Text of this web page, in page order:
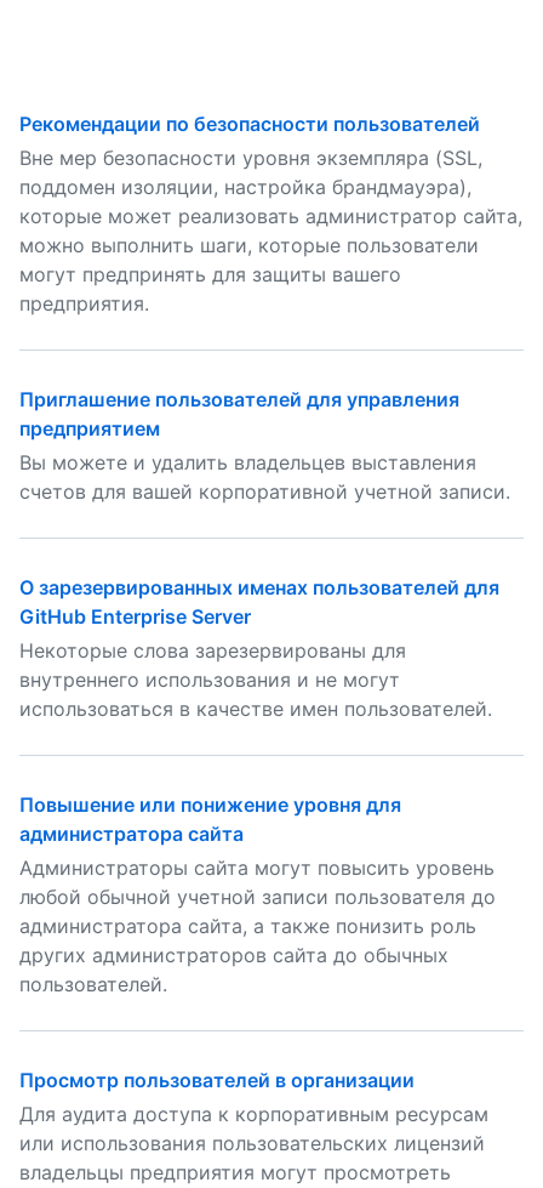
Рекомендации по безопасности пользователей
Вне мер безопасности уровня экземпляра (SSL,
поддомен изоляции, настройка брандмауэра),
которые может реализовать администратор сайта,
можно выполнить шаги, которые пользователи
могут предпринять для защиты вашего
предприятия.
Приглашение пользователей для управления
предприятием
Вы можете и удалить владельцев выставления
счетов для вашей корпоративной учетной записи.
О зарезервированных именах пользователей для
GitHub Enterprise Server
Некоторые слова зарезервированы для
внутреннего использования и не могут
использоваться в качестве имен пользователей.
Повышение или понижение уровня для
администратора сайта
Администраторы сайта могут повысить уровень
любой обычной учетной записи пользователя до
администратора сайта, а также понизить роль
других администраторов сайта до обычных
пользователей.
Просмотр пользователей в организации
Для аудита доступа к корпоративным ресурсам
или использования пользовательских лицензий
владельцы предприятия могут просмотреть